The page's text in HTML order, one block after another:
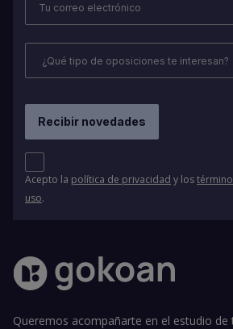
Acepto la política de privacidad y los
uso.
Queremos acompañarte en el estudio de